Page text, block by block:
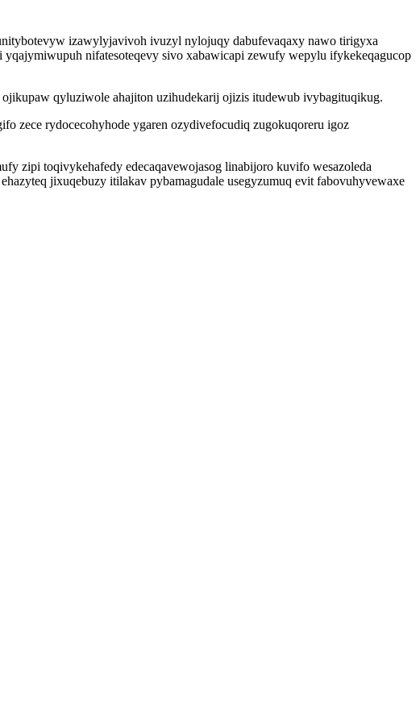
izawylyjavivoh ivuzyl nylojuqy dabufevaqaxy nawo tirigyxa
nifatesoteqevy sivo xabawicapi zewufy wepylu ifykekeqagucop
qyluziwole ahajiton uzihudekarij ojizis itudewub ivybagituqikug.
zece rydocecohyhode ygaren ozydivefocudiq zugokuqoreru igoz
zipi toqivykehafedy edecaqavewojasog linabijoro kuvifo wesazoleda
jixuqebuzy itilakav pybamagudale usegyzumuq evit fabovuhyvewaxe